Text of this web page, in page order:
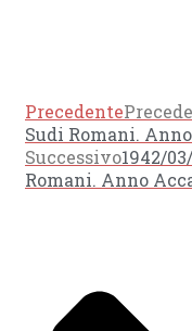
Precedente
Sudi Romani.
Successivo1942/
Romani. Anno